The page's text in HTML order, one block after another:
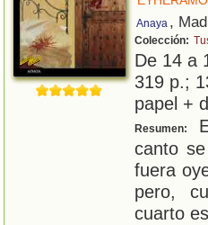
Anaya ,
Colección:
De 14 a
319 p.;
papel +
Resumen:
canto
fuera
pero,
cuarto